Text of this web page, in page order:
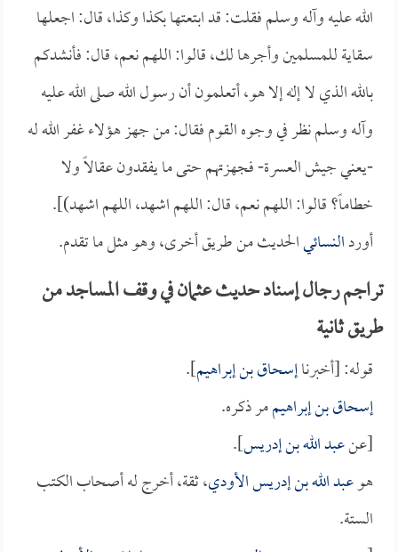
الله عليه وآله وسلم فقلت: قد ابتعتها بكذا وكذا، قال: اجعلها
سقاية للمسلمين وأجرها لك، قالوا: اللهم نعم، قال: فأنشدكم
بالله الذي لا إله إلا هو، أتعلمون أن رسول الله صلى الله عليه
وآله وسلم نظر في وجوه القوم فقال: من جهز هؤلاء غفر الله له
-يعني جيش العسرة- فجهزتهم حتى ما يفقدون عقالاً ولا
خطاماً؟ قالوا: اللهم نعم، قال: اللهم اشهد، اللهم اشهد)].
أوردالنسائيالحديث من طريق أخرى، وهو مثل ما تقدم.
تراجم رجال إسناد حديث عثمان في وقف المساجد من
طريق ثانية
قوله: [أخبرناإسحاق بن إبراهيم].
إسحاق بن إبراهيممر ذكره.
[عنعبد الله بن إدريس].
هوعبد الله بن إدريس الأودي، ثقة، أخرج له أصحاب الكتب
الستة.